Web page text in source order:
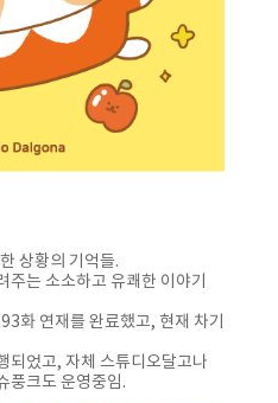
상황의 기억들.
는 소소하고 유쾌한 이야기
화 연재를 완료했고, 현재 차기
되었고, 자체 스튜디오달고나
풍크도 운영중임.